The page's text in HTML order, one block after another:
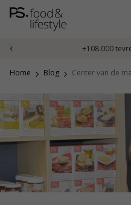
Naar
inhoud
‹ +108.000
Home Blog Center van de